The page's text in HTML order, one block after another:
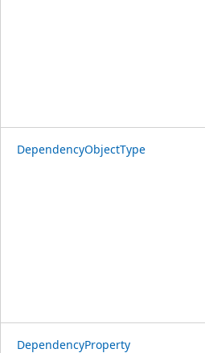
DependencyObjectType
DependencyProperty